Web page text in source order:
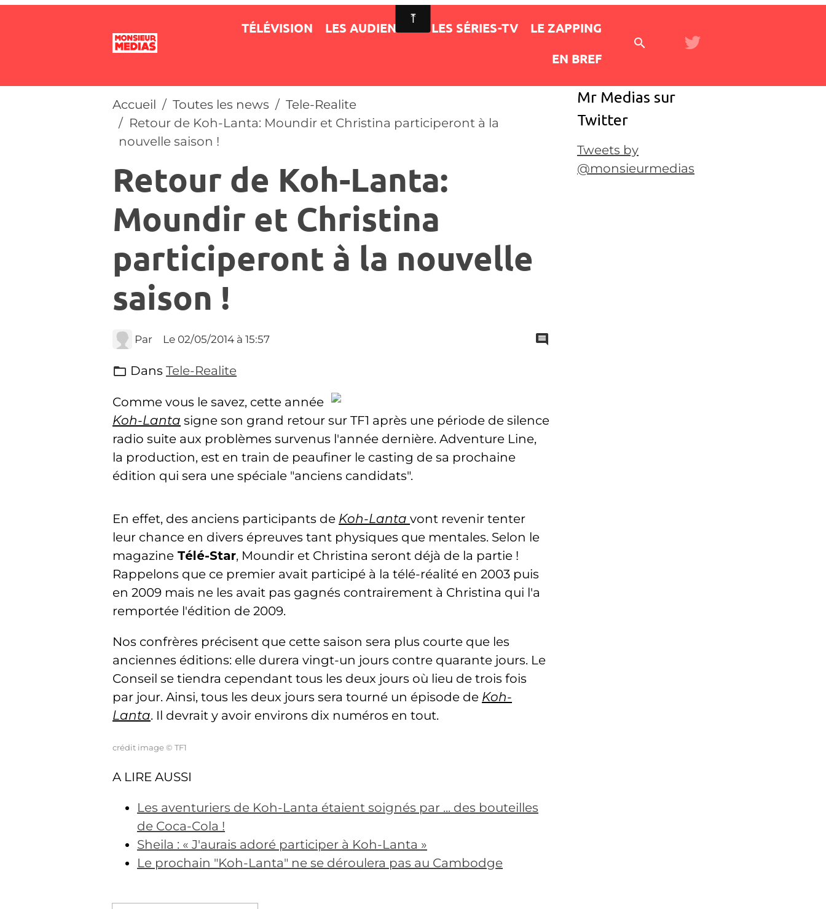
TÉLÉVISION LES AUDIENCES LES SÉRIES-TV
LE ZAPPING
EN BREF
Accueil Toutes les news
Tele-Realite
Retour de Koh-Lanta: Moundir et Christina participeront à la
nouvelle saison !
Retour de Koh-Lanta:
Moundir et Christina
participeront à la nouvelle
saison !
Par Le 02/05/2014 à 15:57
Dans Tele-Realite
Comme vous le savez, cette année
Koh-Lanta signe son grand retour sur TF1 après une période de silence
radio suite aux problèmes survenus l'année dernière. Adventure Line,
la production, est en train de peaufiner le casting de sa prochaine
édition qui sera une spéciale "anciens candidats".
En effet, des anciens participants de Koh-Lanta vont revenir tenter
leur chance en divers épreuves tant physiques que mentales. Selon le
magazine Télé-Star, Moundir et Christina seront déjà de la partie !
Rappelons que ce premier avait participé à la télé-réalité en 2003 puis
en 2009 mais ne les avait pas gagnés contrairement à Christina qui l'a
remportée l'édition de 2009.
Nos confrères précisent que cette saison sera plus courte que les
anciennes éditions: elle durera vingt-un jours contre quarante jours. Le
Conseil se tiendra cependant tous les deux jours où lieu de trois fois
par jour. Ainsi, tous les deux jours sera tourné un épisode de Koh-
Lanta. Il devrait y avoir environs dix numéros en tout.
crédit image © TF1
A LIRE AUSSI
Les aventuriers de Koh-Lanta étaient soignés par ... des bouteilles
de Coca-Cola !
Sheila : « J'aurais adoré participer à Koh-Lanta »
Le prochain "Koh-Lanta" ne se déroulera pas au Cambodge
Mr Medias sur
Twitter
Tweets by
@monsieurmedias